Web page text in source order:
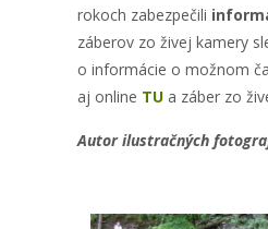
rokoch zabezpečili
záberov zo živej kamery
o informácie o možnom
aj online TU a záber zo
Autor ilustračných